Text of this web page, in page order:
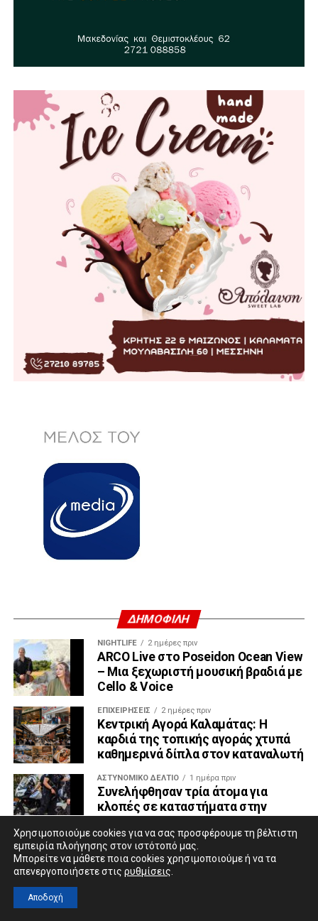
ΔΗΜΟΦΙΛΗ
NIGHTLIFE 2 ημέρες πριν
ARCO Live στο Poseidon Ocean View
– Μια ξεχωριστή μουσική βραδιά με
Cello & Voice
ΕΠΙΧΕΙΡΉΣΕΙΣ 2 ημέρες πριν
Κεντρική Αγορά Καλαμάτας: Η
καρδιά της τοπικής αγοράς χτυπά
καθημερινά δίπλα στον καταναλωτή
ΑΣΤΥΝΟΜΙΚΌ ΔΕΛΤΊΟ 1 ημέρα πριν
Συνελήφθησαν τρία άτομα για
κλοπές σε καταστήματα στην
ΑΘΛΗΤΙΚΆ 1 ημέρα πριν
Η Μαύρη Θύελλα έμαθε το
πρόγραμμα της Super League –
Χρησιμοποιούμε cookies για να σας προσφέρουμε τη βέλτιστη
εμπειρία πλοήγησης στον ιστότοπό μας.
Μπορείτε να μάθετε ποια cookies χρησιμοποιούμε ή να τα
απενεργοποιήσετε στις ρυθμίσεις
Αποδοχή